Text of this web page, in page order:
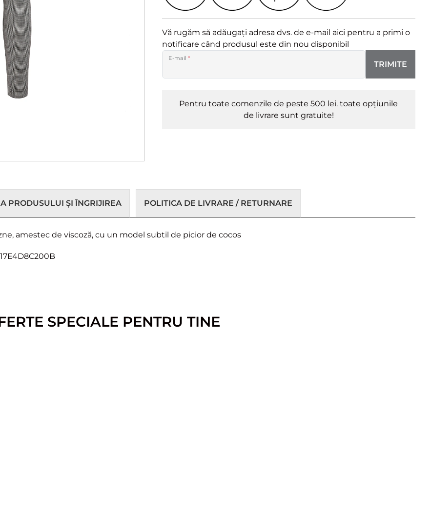
Vă rugăm să adăugați adresa dvs. de e-mail aici pentru a primi o
notificare când produsul este din nou disponibil
E-mail *
TRIMITE
Pentru toate comenzile de peste 500 lei. toate opțiunile
de livrare sunt gratuite!
PRODUSULUI ȘI ÎNGRIJIREA POLITICA DE LIVRARE / RETURNARE
amestec de viscoză, cu un model subtil de picior de cocos
SPECIALE PENTRU TINE